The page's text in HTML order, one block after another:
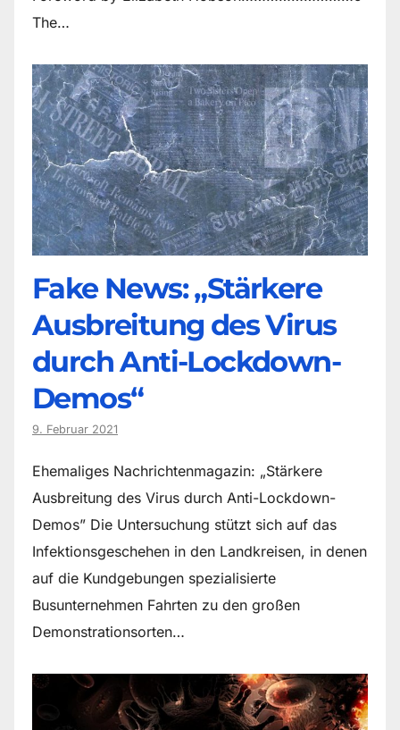
The…
Fake News: „Stärkere
Ausbreitung des Virus
durch Anti-Lockdown-
Demos“
9. Februar 2021
Ehemaliges Nachrichtenmagazin: „Stärkere
Ausbreitung des Virus durch Anti-Lockdown-
Demos” Die Untersuchung stützt sich auf das
Infektionsgeschehen in den Landkreisen, in denen
auf die Kundgebungen spezialisierte
Busunternehmen Fahrten zu den großen
Demonstrationsorten…